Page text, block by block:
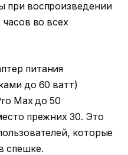
при воспроизведении
во всех
питания
до 60 ватт)
Max до 50
прежних 30. Это
которые
спешке.